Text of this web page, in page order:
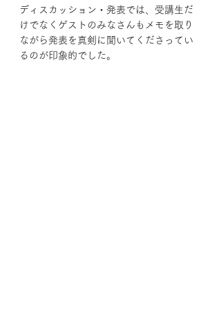
ディスカッション・発表では、受講生だ
けでなくゲストのみなさんもメモを取り
ながら発表を真剣に聞いてくださってい
るのが印象的でした。